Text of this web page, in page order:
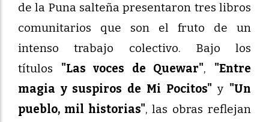
de la Puna salteña presentaron tres libros
comunitarios que son el fruto de un
intenso trabajo colectivo. Bajo los
títulos "Las voces de Quewar", "Entre
magia y suspiros de Mi Pocitos" y "Un
pueblo, mil historias", las obras reflejan